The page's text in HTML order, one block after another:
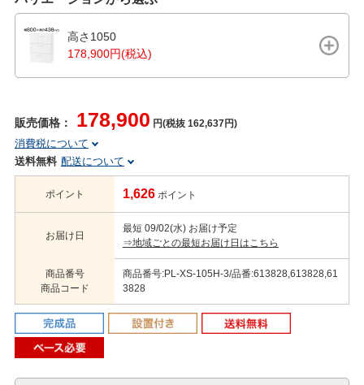
高さ1050
178,900円(税込)
販売価格： 178,900 円(税抜 162,637円)
消費税について
送料無料 配送について
ポイント 1,626 ポイント
お届け日
最短 09/02(水) お届け予定
⇒地域ごとの最短お届け日はこちら
商品番号
商品コード
商品番号:PL-XS-105H-3/品番:613828,613828,61
3828